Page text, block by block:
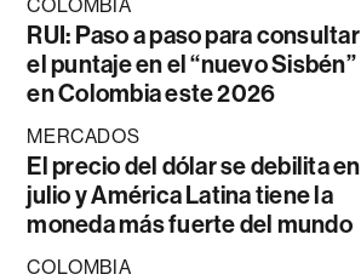
COLOMBIA
RUI: Paso a paso para consultar
el puntaje en el “nuevo Sisbén”
en Colombia este 2026
MERCADOS
El precio del dólar se debilita en
julio y América Latina tiene la
moneda más fuerte del mundo
COLOMBIA